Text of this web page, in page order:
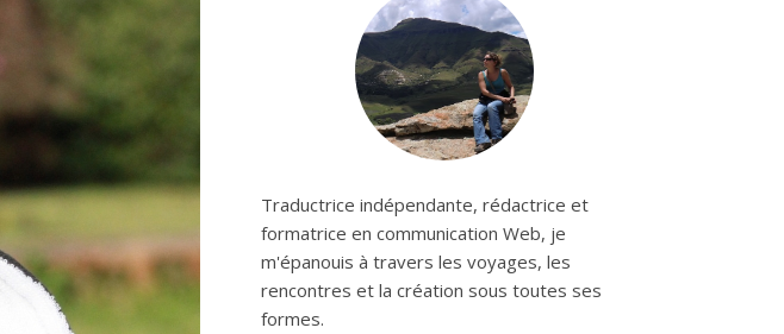
Traductrice indépendante, rédactrice et
formatrice en communication Web, je
m'épanouis à travers les voyages, les
rencontres et la création sous toutes ses
formes.